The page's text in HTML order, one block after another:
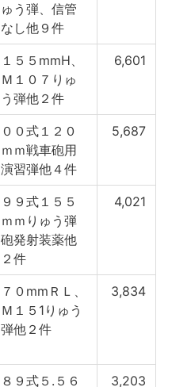
ゅう弾、信管
なし他９件
１５５mmH、
Ｍ１０７りゅ
う弾他２件
6,601
００式１２０
ｍｍ戦車砲用
演習弾他４件
5,687
９９式１５５
ｍｍりゅう弾
砲発射装薬他
２件
4,021
７０mmＲＬ、
Ｍ１５1りゅう
弾他２件
3,834
８９式５.５６ 3,203